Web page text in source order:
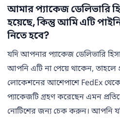
আমার প্যাকেজ ডেলিভারি
হয়েছে, কিন্তু আমি এটি
নিতে হবে?
যদি আপনার প্যাকেজ ডেলিভারি
আপনি এটি না পেয়ে থাকেন, তাহলে
লোকেশনের আশেপাশে FedEx
প্যাকেজটি গ্রহণ করেছেন এমন
নোটিশের জন্য চেক করুন। আপনি